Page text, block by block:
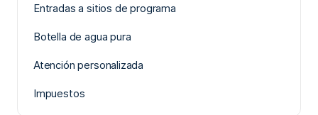
Entradas a sitios de programa
Botella de agua pura
Atención personalizada
Impuestos